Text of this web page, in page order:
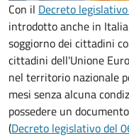
Con il Decreto
introdotto anche in
soggiorno dei cittadini
cittadini dell'Unione
nel territorio nazionale
mesi senza alcuna
possedere un
(Decreto legislativo del